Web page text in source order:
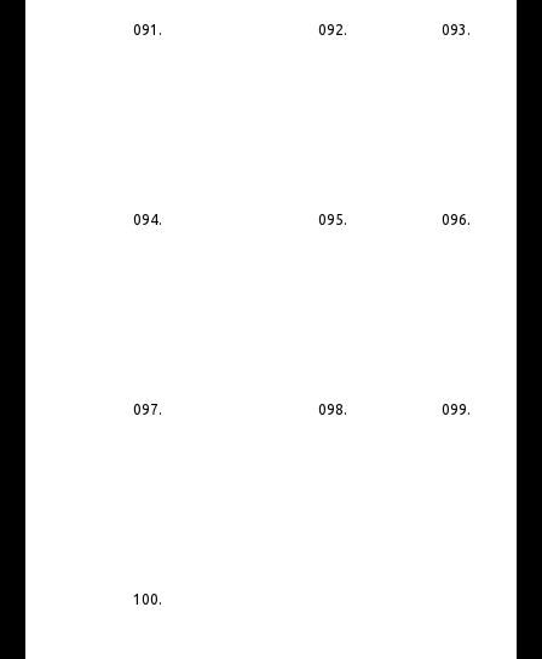
091. 092. 093.
094. 095. 096.
097. 098. 099.
100.